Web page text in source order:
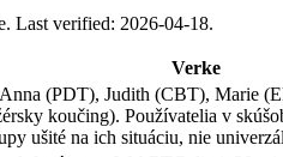
Last verified: 2026-04-18.
Verke
(PDT), Judith (CBT), Marie
koučing). Používatelia v
ušité na ich situáciu, nie